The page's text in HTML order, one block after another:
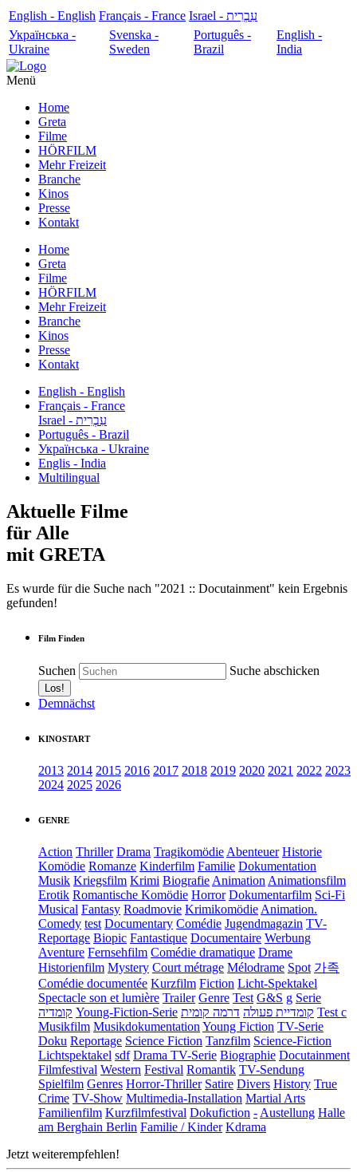
English - English Français - France
עִבְרִית - Israel
Українська -
Ukraine
Svenska -
Sweden
Português -
Brazil
English -
India
Menü
Home
Greta
Filme
HÖRFILM
Mehr Freizeit
Branche
Kinos
Presse
Kontakt
Home
Greta
Filme
HÖRFILM
Mehr Freizeit
Branche
Kinos
Presse
Kontakt
English - English
Français - France
עִבְרִית - Israel
Português - Brazil
Українська - Ukraine
Englis - India
Multilingual
Aktuelle Filme
für Alle
mit GRETA
Es wurde für die Suche nach "2021 :: Docutainment" kein Ergebnis
gefunden!
Film Finden
Suchen Suche abschicken
Demnächst
KINOSTART
2013 2014 2015 2016 2017 2018 2019 2020 2021 2022 2023
2024 2025 2026
GENRE
Action Thriller Drama Tragikomödie Abenteuer Historie
Komödie Romanze Kinderfilm Familie Dokumentation
Musik Kriegsfilm Krimi Biografie Animation Animationsfilm
Erotik Romantische Komödie Horror Dokumentarfilm Sci-Fi
Musical Fantasy Roadmovie Krimikomödie Animation.
Comedy test Documentary Comédie Jugendmagazin TV-
Reportage Biopic Fantastique Documentaire Werbung
Aventure Fernsehfilm Comédie dramatique Drame
Historienfilm Mystery Court métrage Mélodrame Spot 가족
Comédie documentée Kurzfilm Fiction Licht-Spektakel
Spectacle son et lumière Trailer Genre Test G&S g Serie
קומדיה Young-Fiction-Serie קומדיית פעולה דרמה קומית
Test c
Musikfilm Musikdokumentation Young Fiction TV-Serie
Doku Reportage Science Fiction Tanzfilm Science-Fiction
Lichtspektakel sdf Drama TV-Serie Biographie Docutainment
Filmfestival Western Festival Romantik TV-Sendung
Spielfilm Genres Horror-Thriller Satire Divers History True
Crime TV-Show Multimedia-Installation Martial Arts
Familienfilm Kurzfilmfestival Dokufiction - Austellung Halle
am Berghain Berlin Familie / Kinder Kdrama
Jetzt weiterempfehlen!